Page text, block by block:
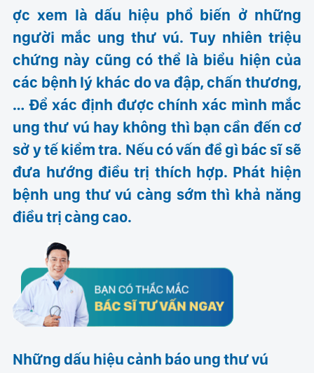
ợc xem là dấu hiệu phổ biến ở những
người mắc ung thư vú. Tuy nhiên triệu
chứng này cũng có thể là biểu hiện của
các bệnh lý khác do va đập, chấn thương,
… Để xác định được chính xác mình mắc
ung thư vú hay không thì bạn cần đến cơ
sở y tế kiểm tra. Nếu có vấn đề gì bác sĩ sẽ
đưa hướng điều trị thích hợp. Phát hiện
bệnh ung thư vú càng sớm thì khả năng
điều trị càng cao.
Những dấu hiệu cảnh báo ung thư vú